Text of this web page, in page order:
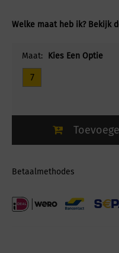
Welke maat heb ik? Bekijk
Maat: Kies Een Optie
7
Betaalmethodes